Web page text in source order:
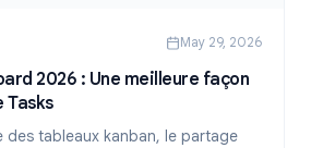
May 29, 2026
2026 : Une meilleure façon
Tasks
des tableaux kanban, le partage